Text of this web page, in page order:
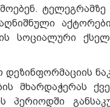
სოციალური
მხარდაჭერას